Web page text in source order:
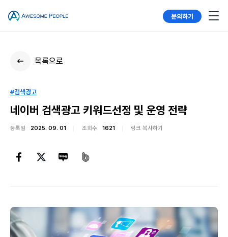
문의하기
목록으로
#검색광고
네이버 검색광고 키워드선정 및 운영 전략
등록일 2025. 09. 01 조회수 1621 링크 복사하기